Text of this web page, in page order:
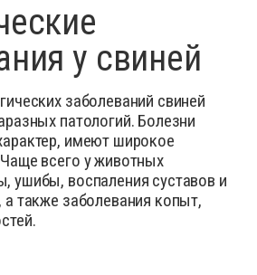
у свиней
заболеваний свиней
патологий. Болезни
имеют широкое
всего у животных
ушибы, воспаления суставов и
также заболевания копыт,